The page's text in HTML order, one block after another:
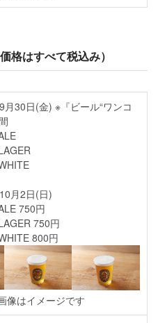
格はすべて税込み）
30日(金) ※『ビール“ワンコ
月2日(日)
750円
750円
800円
像はイメージです